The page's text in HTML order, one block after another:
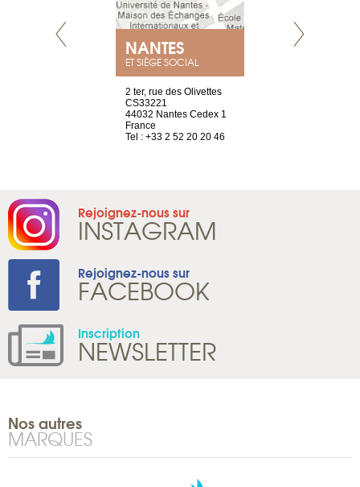
NANTES
ET SIÈGE SOCIAL
2 ter, rue des Olivettes
CS33221
44032 Nantes Cedex 1
France
Tel : +33 2 52 20 20 46
Rejoignez-nous sur
INSTAGRAM
Rejoignez-nous sur
FACEBOOK
Inscription
NEWSLETTER
Nos autres
MARQUES